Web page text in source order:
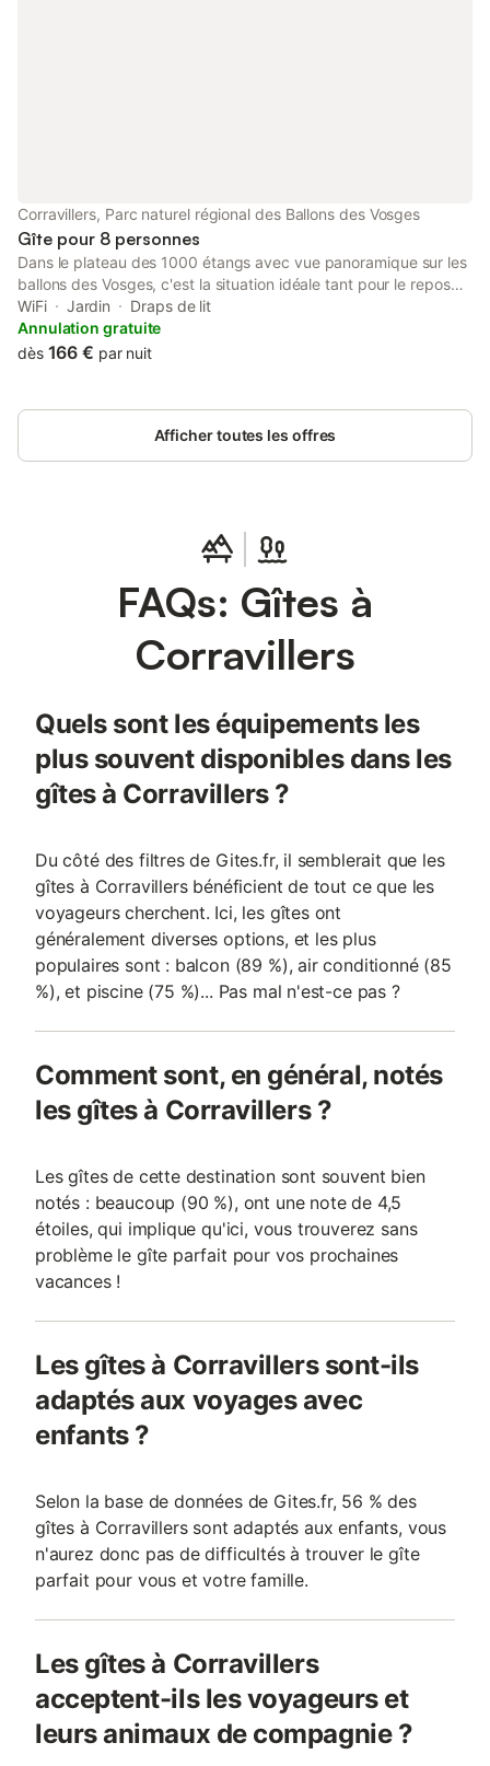
Corravillers, Parc naturel régional des Ballons des Vosges
Gîte pour 8 personnes
Dans le plateau des 1000 étangs avec vue panoramique sur les
ballons des Vosges, c'est la situation idéale tant pour le repos
que pour la pratique de nombreuses activités de pleine nature :
randonnée pédestre, ski de fond et alpin, VTT (gîte référencé
Vélo Bienvenue) etc... Pêche en rivière (à 2 km) et étang à 4 km,
public. Pêche en rivière (à 2 km) et étang à 4 km, Étang du
juge). Gîte adapté aux personnes à mobilité réduite Rez-de-
chaussée : entrée dans grande salle à manger. Cuisine / salon
2 lits 90 superposés) avec une salle d'eau/WC entre les 2. Deux
autres chambres avec chacune 1 lit 160. Salle de bains
accessible aux personnes à mobilité réduite avec baignoire,
douche et WC. Ancienne cave voûtée. Terrasse couverte.
Chauffage électrique. Internet wifi. Draps fournis avec lits faits
quelques jouets. Gîte de pêche. À disposition : terrain de boules,
baby foot, portique enfants, table
WiFi Jardin
Draps de lit
Annulation gratuite
dès 166 € par nuit
Afficher toutes les offres
FAQs: Gîtes à
Corravillers
Quels sont les équipements les
plus souvent disponibles dans les
gîtes à Corravillers ?
Du côté des filtres de Gites.fr, il semblerait que les
gîtes à Corravillers bénéficient de tout ce que les
voyageurs cherchent. Ici, les gîtes ont
généralement diverses options, et les plus
populaires sont : balcon (89 %), air conditionné (85
%), et piscine (75 %)... Pas mal n'est-ce pas ?
Comment sont, en général, notés
les gîtes à Corravillers ?
Les gîtes de cette destination sont souvent bien
notés : beaucoup (90 %), ont une note de 4,5
étoiles, qui implique qu'ici, vous trouverez sans
problème le gîte parfait pour vos prochaines
vacances !
Les gîtes à Corravillers sont-ils
adaptés aux voyages avec
enfants ?
Selon la base de données de Gites.fr, 56 % des
gîtes à Corravillers sont adaptés aux enfants, vous
n'aurez donc pas de difficultés à trouver le gîte
parfait pour vous et votre famille.
Les gîtes à Corravillers
acceptent-ils les voyageurs et
leurs animaux de compagnie ?